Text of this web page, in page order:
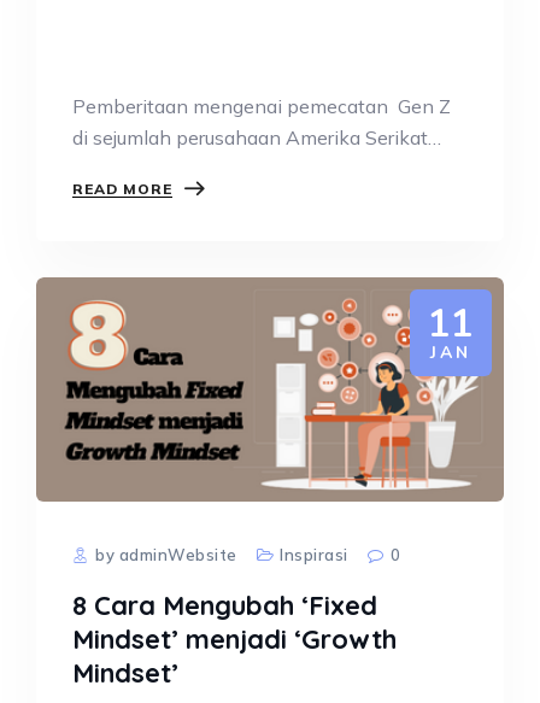
Pemberitaan mengenai pemecatan Gen Z
di sejumlah perusahaan Amerika Serikat
READ MORE
11
JAN
by adminWebsite Inspirasi 0
8 Cara Mengubah ‘Fixed
Mindset’ menjadi ‘Growth
Mindset’